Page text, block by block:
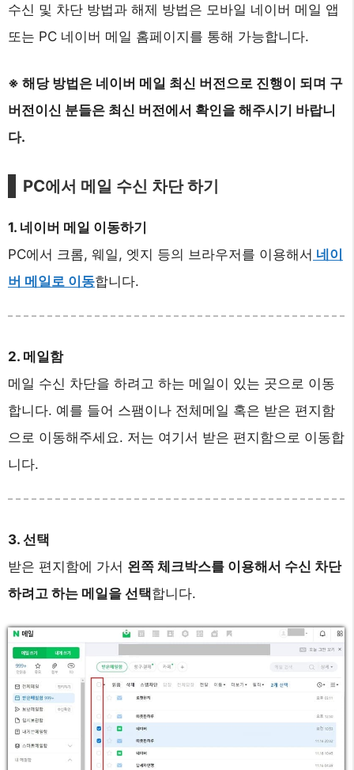
수신 및 차단 방법과 해제 방법은 모바일 네이버 메일 앱
또는 PC 네이버 메일 홈페이지를 통해 가능합니다.
※ 해당 방법은 네이버 메일 최신 버전으로 진행이 되며 구
버전이신 분들은 최신 버전에서 확인을 해주시기 바랍니
다.
PC에서 메일 수신 차단 하기
1. 네이버 메일 이동하기
PC에서 크롬, 웨일, 엣지 등의 브라우저를 이용해서 네이
버 메일로 이동합니다.
2. 메일함
메일 수신 차단을 하려고 하는 메일이 있는 곳으로 이동
합니다. 예를 들어 스팸이나 전체메일 혹은 받은 편지함
으로 이동해주세요. 저는 여기서 받은 편지함으로 이동합
니다.
3. 선택
받은 편지함에 가서 왼쪽 체크박스를 이용해서 수신 차단
하려고 하는 메일을 선택합니다.